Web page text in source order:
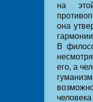
на
она
В
его, а